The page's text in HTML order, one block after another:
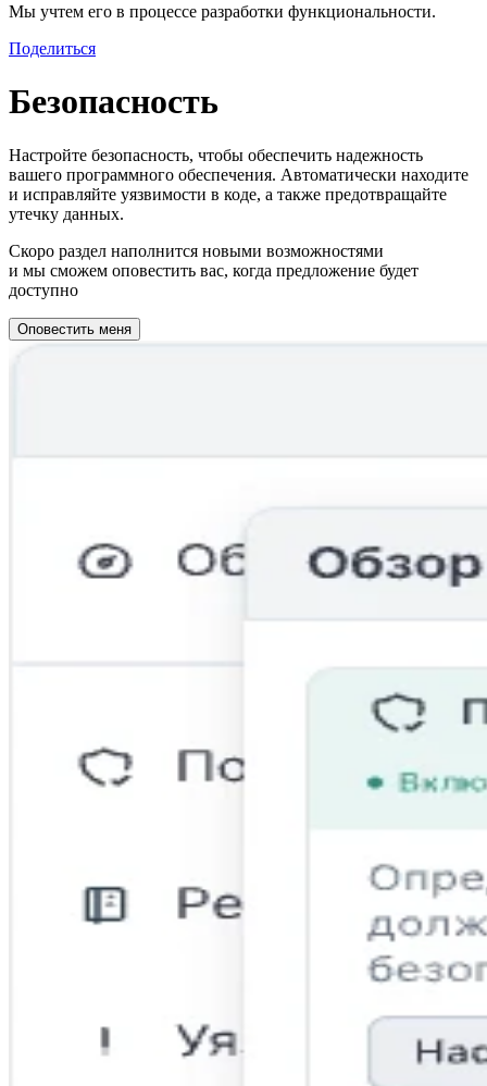
Мы учтем его в процессе разработки функциональности.
Поделиться
Безопасность
Настройте безопасность, чтобы обеспечить надежность
вашего программного обеспечения. Автоматически находите
и исправляйте уязвимости в коде, а также предотвращайте
утечку данных.
Скоро раздел наполнится новыми возможностями
и мы сможем оповестить вас, когда предложение будет
доступно
Оповестить меня